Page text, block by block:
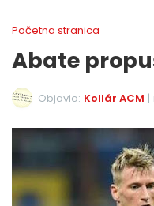
Početna stranica
Abate
Objavio: Kollár ACM |